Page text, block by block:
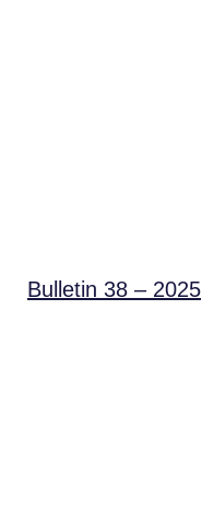
Bulletin 38 – 2025